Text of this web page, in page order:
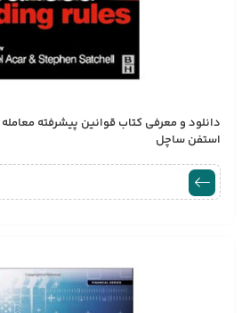
دانلود و معرفی کتاب قوانین پیشرفته معامله
استفن ساچل